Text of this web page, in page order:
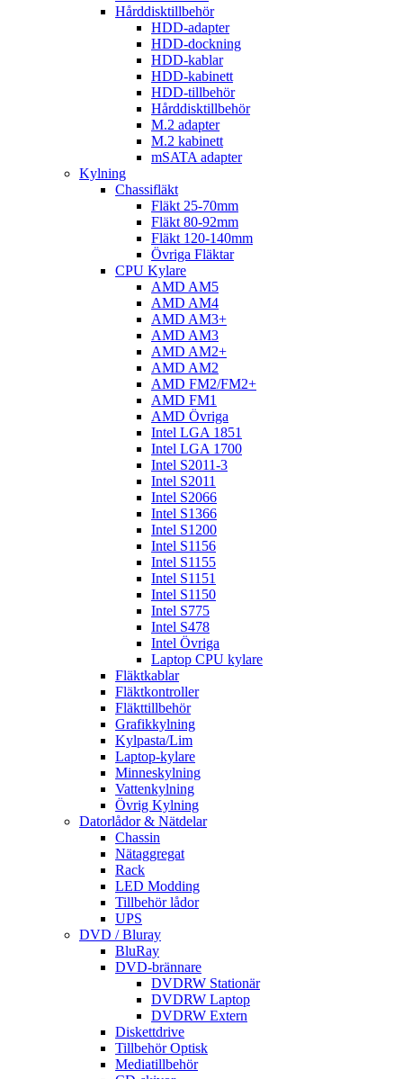
Hårddisktillbehör
HDD-adapter
HDD-dockning
HDD-kablar
HDD-kabinett
HDD-tillbehör
Hårddisktillbehör
M.2 adapter
M.2 kabinett
mSATA adapter
Kylning
Chassifläkt
Fläkt 25-70mm
Fläkt 80-92mm
Fläkt 120-140mm
Övriga Fläktar
CPU Kylare
AMD AM5
AMD AM4
AMD AM3+
AMD AM3
AMD AM2+
AMD AM2
AMD FM2/FM2+
AMD FM1
AMD Övriga
Intel LGA 1851
Intel LGA 1700
Intel S2011-3
Intel S2011
Intel S2066
Intel S1366
Intel S1200
Intel S1156
Intel S1155
Intel S1151
Intel S1150
Intel S775
Intel S478
Intel Övriga
Laptop CPU kylare
Fläktkablar
Fläktkontroller
Fläkttillbehör
Grafikkylning
Kylpasta/Lim
Laptop-kylare
Minneskylning
Vattenkylning
Övrig Kylning
Datorlådor & Nätdelar
Chassin
Nätaggregat
Rack
LED Modding
Tillbehör lådor
UPS
DVD / Bluray
BluRay
DVD-brännare
DVDRW Stationär
DVDRW Laptop
DVDRW Extern
Diskettdrive
Tillbehör Optisk
Mediatillbehör